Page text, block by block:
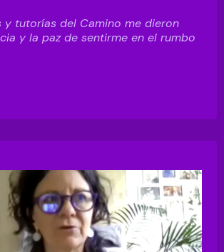
y tutorías del Camino me dieron
y la paz de sentirme en el rumbo